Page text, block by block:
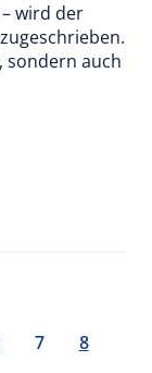
wird der
sondern auch
7 8